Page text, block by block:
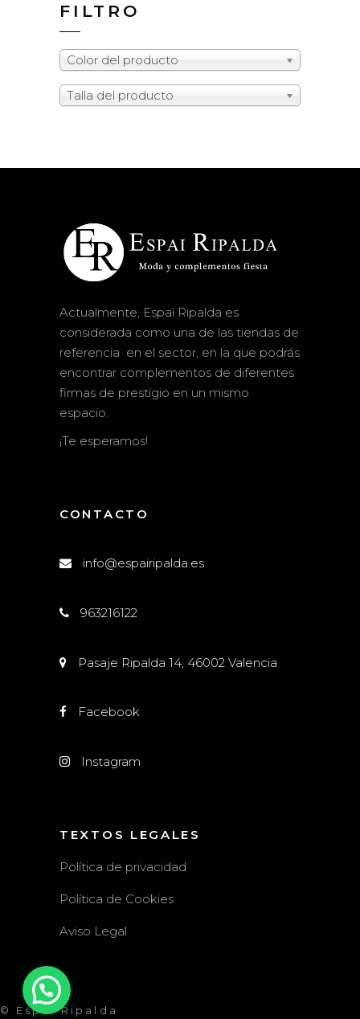
FILTRO
Color del producto
Talla del producto
Actualmente, Espai Ripalda es
considerada como una de las tiendas de
referencia en el sector, en la que podrás
encontrar complementos de diferentes
firmas de prestigio en un mismo
espacio.
¡Te esperamos!
CONTACTO
info@espairipalda.es
963216122
Pasaje Ripalda 14, 46002 Valencia
Facebook
Instagram
TEXTOS LEGALES
Política de privacidad
Política de Cookies
Aviso Legal
© Espai Ripalda